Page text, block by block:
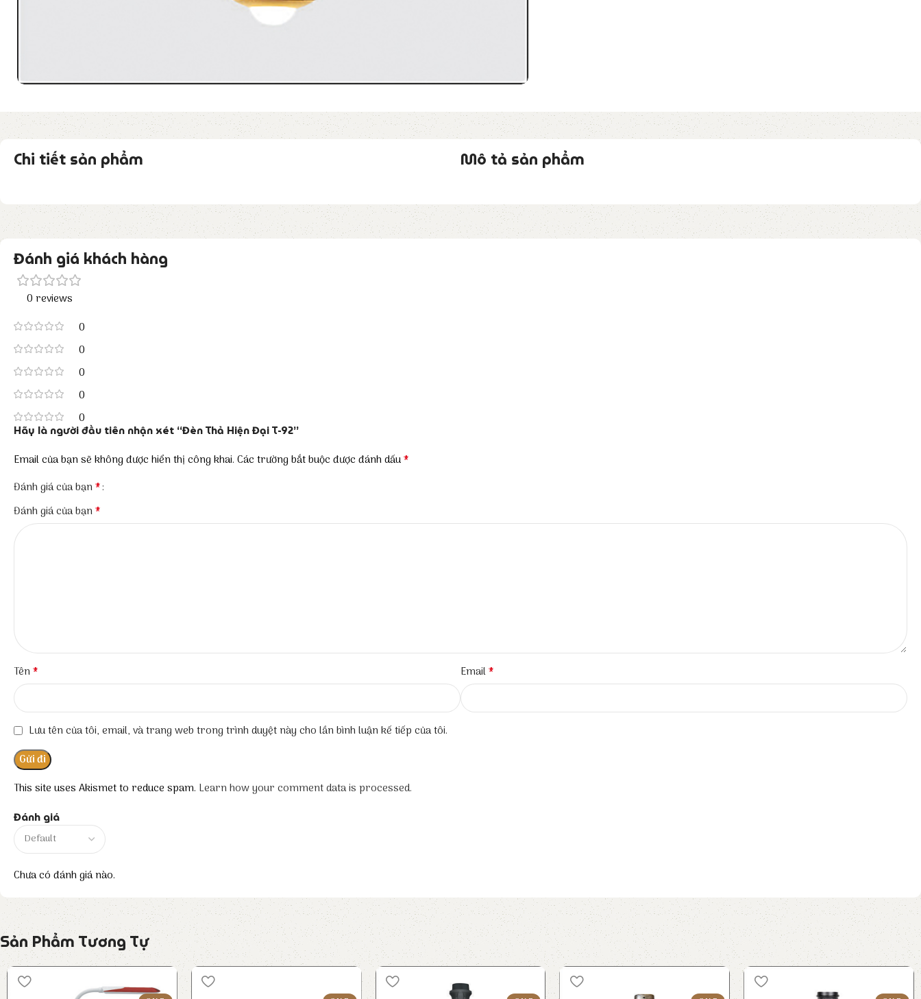
Chi tiết sản phẩm Mô tả sản phẩm
Đánh giá khách hàng
0 reviews
0
0
0
0
0
Đánh giá
Chưa có đánh giá nào.
Hãy là người đầu tiên nhận xét “Đèn Thả Hiện Đại T-92”
Email của bạn sẽ không được hiển thị công khai. Các trường bắt buộc được đánh dấu*
Đánh giá của bạn*
Đánh giá của bạn*
Tên* Email*
Lưu tên của tôi, email, và trang web trong trình duyệt này cho lần bình luận kế tiếp của tôi.
This site uses Akismet to reduce spam. Learn how your comment data is processed.
Sản Phẩm Tương Tự